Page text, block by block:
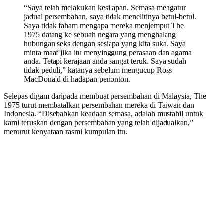
“Saya telah melakukan kesilapan. Semasa mengatur
jadual persembahan, saya tidak menelitinya betul-betul.
Saya tidak faham mengapa mereka menjemput The
1975 datang ke sebuah negara yang menghalang
hubungan seks dengan sesiapa yang kita suka. Saya
minta maaf jika itu menyinggung perasaan dan agama
anda. Tetapi kerajaan anda sangat teruk. Saya sudah
tidak peduli,” katanya sebelum mengucup Ross
MacDonald di hadapan penonton.
Selepas digam daripada membuat persembahan di Malaysia, The
1975 turut membatalkan persembahan mereka di Taiwan dan
Indonesia. “Disebabkan keadaan semasa, adalah mustahil untuk
kami teruskan dengan persembahan yang telah dijadualkan,”
menurut kenyataan rasmi kumpulan itu.